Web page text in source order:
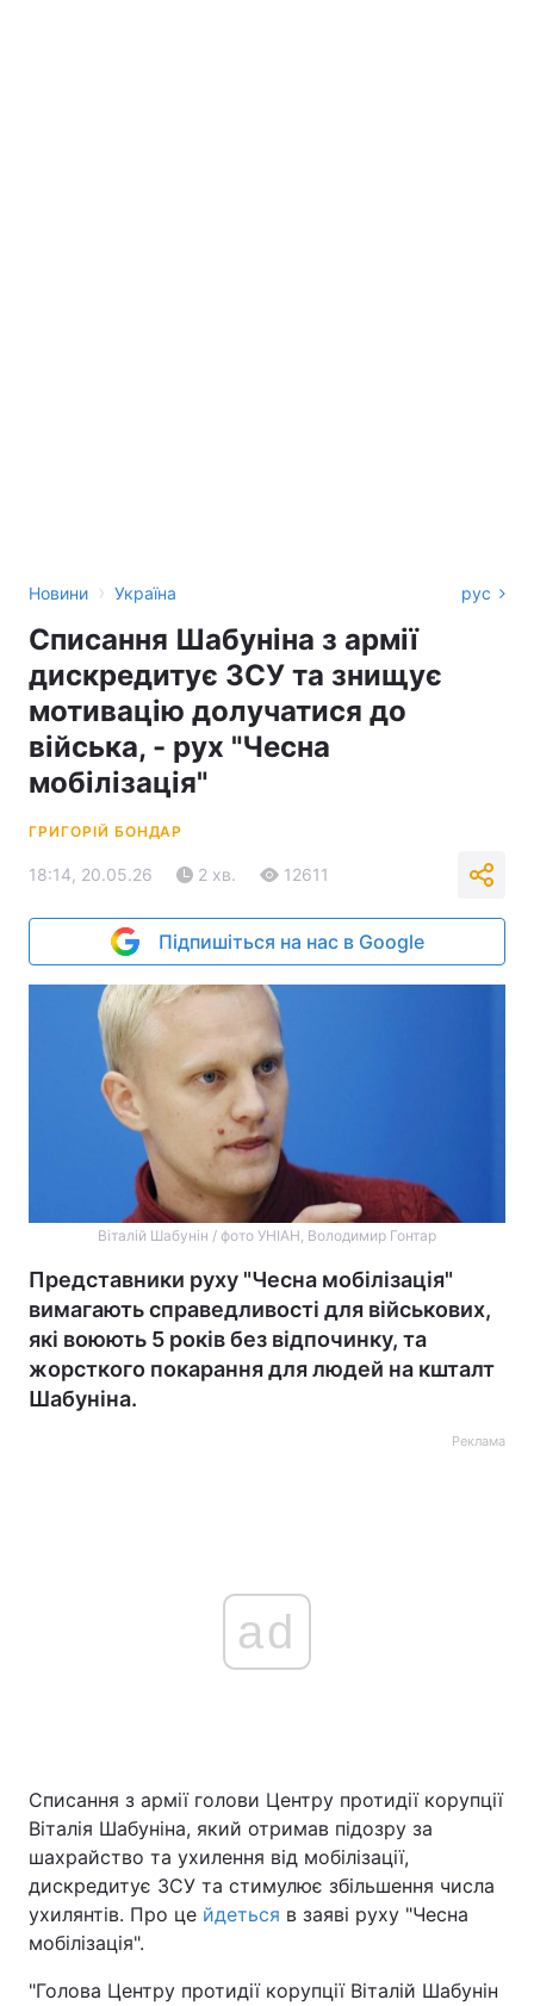
Новини › Україна рус
Списання Шабуніна з армії
дискредитує ЗСУ та знищує
мотивацію долучатися до
війська, - рух "Чесна
мобілізація"
ГРИГОРІЙ БОНДАР
18:14, 20.05.26 2 хв. 12611
Підпишіться на нас в Google
Віталій Шабунін / фото УНІАН, Володимир Гонтар
Представники руху "Чесна мобілізація"
вимагають справедливості для військових,
які воюють 5 років без відпочинку, та
жорсткого покарання для людей на кшталт
Шабуніна.
Реклама
ad
Списання з армії голови Центру протидії корупції
Віталія Шабуніна, який отримав підозру за
шахрайство та ухилення від мобілізації,
дискредитує ЗСУ та стимулює збільшення числа
ухилянтів. Про це йдеться в заяві руху "Чесна
мобілізація".
"Голова Центру протидії корупції Віталій Шабунін